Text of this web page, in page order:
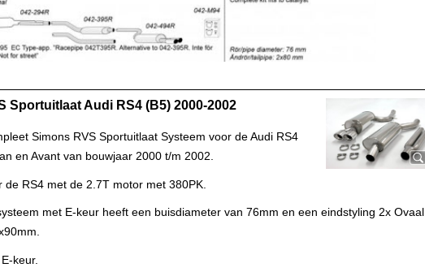
Sportuitlaat Audi RS4 (B5) 2000-2002
Simons RVS Sportuitlaat Systeem voor de Audi RS4
en Avant van bouwjaar 2000 t/m 2002.
de RS4 met de 2.7T motor met 380PK.
met E-keur heeft een buisdiameter van 76mm en een eindstyling 2x Ovaal
keur.